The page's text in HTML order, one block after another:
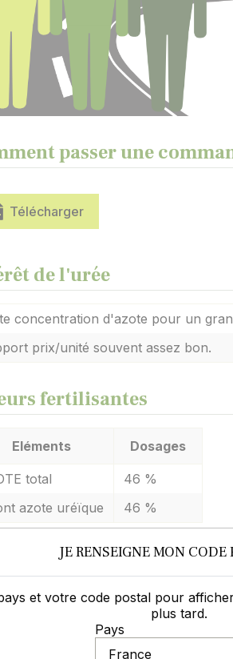
passer une
Télécharger
de l'urée
concentration d'azote pour un
prix/unité souvent assez bon.
fertilisantes
Eléments Dosages
total
46 %
azote uréïque
46 %
du produit
de pertes par volatilisation
d'action limitée par temps froid.
JE RENSEIGNE MON CODE
et votre code postal pour
plus tard.
Pays